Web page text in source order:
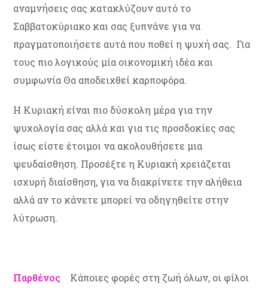
αναμνήσεις σας κατακλύζουν αυτό το
Σαββατοκύριακο και σας ξυπνάνε για να
πραγματοποιήσετε αυτά που ποθεί η ψυχή σας. Για
τους πιο λογικούς μία οικονομική ιδέα και
συμφωνία Θα αποδειχθεί καρποφόρα.
Η Κυριακή είναι πιο δύσκολη μέρα για την
ψυχολογία σας αλλά και για τις προσδοκίες σας
ίσως είστε έτοιμοι να ακολουθήσετε μια
ψευδαίσθηση. Προσέξτε η Κυριακή χρειάζεται
ισχυρή διαίσθηση, για να διακρίνετε την αλήθεια
αλλά αν το κάνετε μπορεί να οδηγηθείτε στην
λύτρωση.
Παρθένος
Κάποιες φορές στη ζωή όλων, οι φίλοι